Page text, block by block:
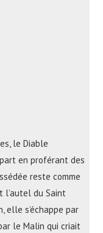
le Diable
en proférant des
reste comme
l’autel du Saint
elle s’échappe par
le Malin qui criait